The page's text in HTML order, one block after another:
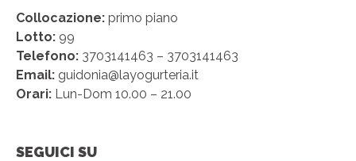
IL TUO BUSINESS AL CENTRO
CONTATTI
Collocazione: primo piano
Lotto: 99
Telefono: 3703141463 – 3703141463
Email: guidonia@layogurteria.it
Orari: Lun-Dom 10.00 – 21.00
SEGUICI SU